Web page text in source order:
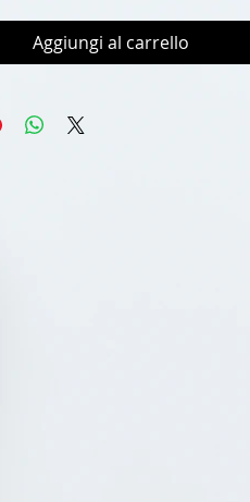
Aggiungi al carrello